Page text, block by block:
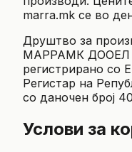
marra.mk се во
Друштво за
МАРРАМК ДООЕЛ
регистрирано со
Регистар на
со даночен број
Услови за